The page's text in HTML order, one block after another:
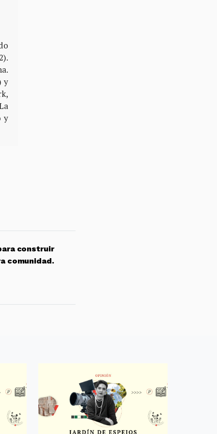
y
y
construir
comunidad.